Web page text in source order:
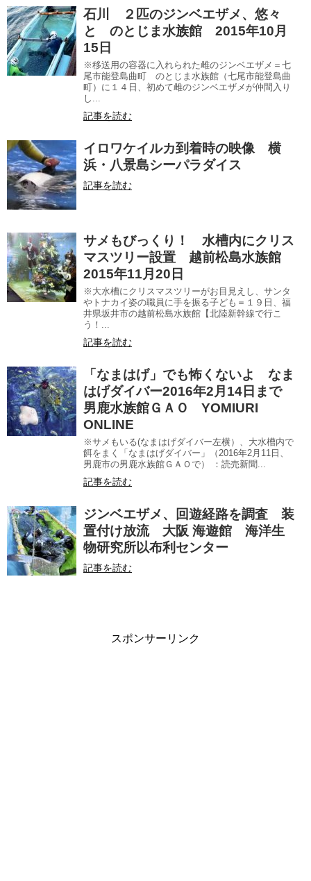
石川 ２匹のジンベエザメ、悠々
と のとじま水族館 2015年10月
15日
※移送用の容器に入れられた雌のジンベエザメ＝七
尾市能登島曲町 のとじま水族館（七尾市能登島曲
町）に１４日、初めて雌のジンベエザメが仲間入り
し...
記事を読む
イロワケイルカ到着時の映像 横
浜・八景島シーパラダイス
記事を読む
サメもびっくり！ 水槽内にクリス
マスツリー設置 越前松島水族館
2015年11月20日
※大水槽にクリスマスツリーがお目見えし、サンタ
やトナカイ姿の職員に手を振る子ども＝１９日、福
井県坂井市の越前松島水族館【北陸新幹線で行こ
う！...
記事を読む
「なまはげ」でも怖くないよ なま
はげダイバー2016年2月14日まで
男鹿水族館ＧＡＯ YOMIURI
ONLINE
※サメもいる(なまはげダイバー左横）、大水槽内で
餌をまく「なまはげダイバー」（2016年2月11日、
男鹿市の男鹿水族館ＧＡＯで） ：読売新聞...
記事を読む
ジンベエザメ、回遊経路を調査 装
置付け放流 大阪 海遊館 海洋生
物研究所以布利センター
記事を読む
スポンサーリンク